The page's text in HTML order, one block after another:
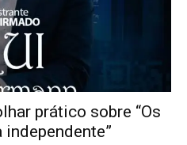
prático sobre “Os